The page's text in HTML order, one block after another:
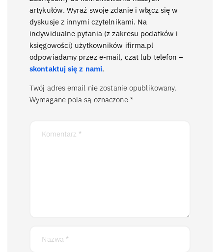
artykułów. Wyraź swoje zdanie i włącz się w
dyskusje z innymi czytelnikami. Na
indywidualne pytania (z zakresu podatków i
księgowości) użytkowników ifirma.pl
odpowiadamy przez e-mail, czat lub telefon –
skontaktuj się z nami.
Twój adres email nie zostanie opublikowany.
Wymagane pola są oznaczone *